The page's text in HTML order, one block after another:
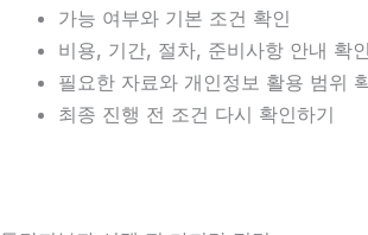
가능 여부와 기본 조건 확인
비용, 기간, 절차, 준비사항 안내 확인
필요한 자료와 개인정보 활용 범위
최종 진행 전 조건 다시 확인하기